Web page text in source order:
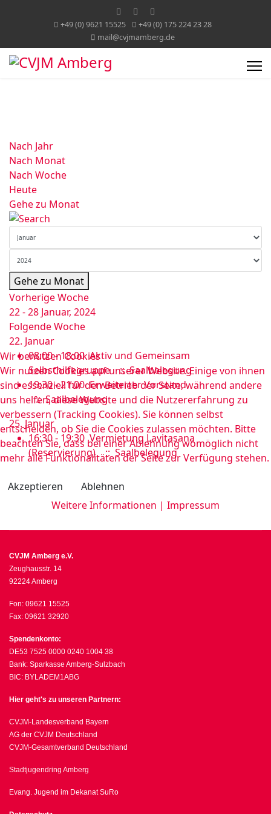
+49 (0) 9621 15525
+49 (0) 175 224 23 28
mail@cvjmamberg.de
Nach Jahr
Nach Monat
Nach Woche
Heute
Gehe zu Monat
Gehe zu Monat
Vorherige Woche
22 - 28 Januar, 2024
Folgende Woche
22. Januar
08:00 - 18:00Aktiv und Gemeinsam
Selbsthilfegruppe :: Saalbelegung
19:30 - 21:00Erweiterter Vorstand
:: Saalbelegung
25. Januar
16:30 - 19:30Vermietung Lavitasana
(Reservierung) :: Saalbelegung
CVJM Amberg e.V.
Zeughausstr. 14
92224 Amberg
Fon: 09621 15525
Fax: 09621 32920
Spendenkonto:
DE53 7525 0000 0240 1004 38
Bank: Sparkasse Amberg-Sulzbach
BIC: BYLADEM1ABG
Hier geht's zu unseren Partnern:
CVJM-Landesverband Bayern
AG der CVJM Deutschland
CVJM-Gesamtverband Deutschland
Stadtjugendring Amberg
Evang. Jugend im Dekanat SuRo
Wir benutzen Cookies
Wir nutzen Cookies auf unserer Website. Einige von ihnen
sind essenziell für den Betrieb der Seite, während andere
uns helfen, diese Website und die Nutzererfahrung zu
verbessern (Tracking Cookies). Sie können selbst
entscheiden, ob Sie die Cookies zulassen möchten. Bitte
beachten Sie, dass bei einer Ablehnung womöglich nicht
mehr alle Funktionalitäten der Seite zur Verfügung stehen.
Akzeptieren
Ablehnen
Weitere Informationen | Impressum